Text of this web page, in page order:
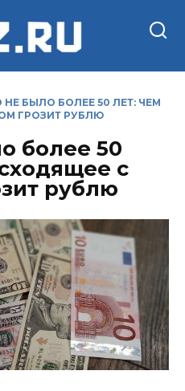
НЕ БЫЛО БОЛЕЕ 50 ЛЕТ: ЧЕМ
ГРОЗИТ РУБЛЮ
более 50
с
рублю